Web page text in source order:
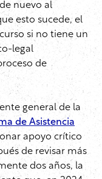
nuevo al
esto sucede, el
si no tiene un
legal
de
general de la
de Asistencia
apoyo crítico
de revisar más
dos años, la